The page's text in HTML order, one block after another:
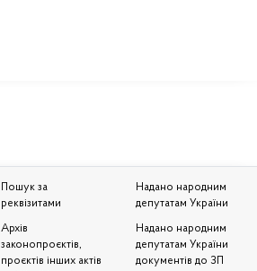
Пошук за
реквізитами
Архів
законопроєктів,
проєктів інших актів
Надано народним
депутатам України
Надано народним
депутатам України
документів до ЗП